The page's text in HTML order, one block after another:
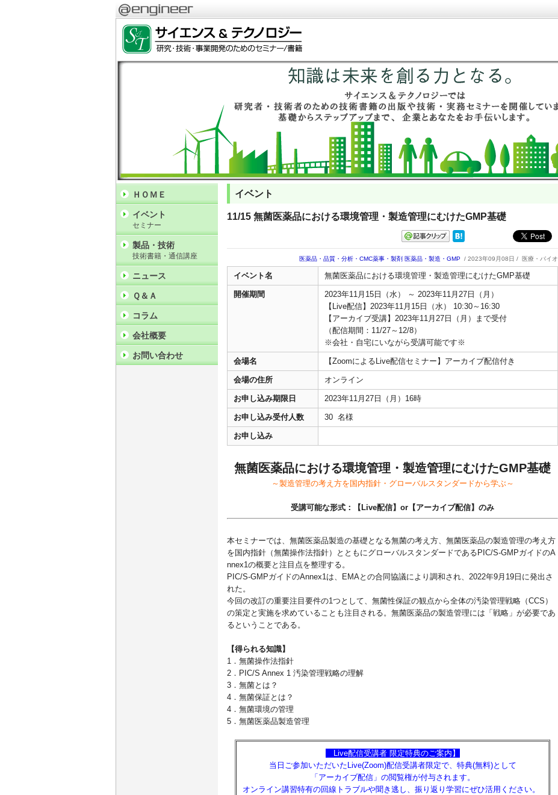
イベント
11/15 無菌医薬品における環境管理・製造管理にむけたGMP基礎
医薬品・品質・分析・CMC薬事・製剤 医薬品・製造・GMP / 2023年09月08日 / 医療・バイオ
イベント名 無菌医薬品における環境管理・製造管理にむけたGMP基礎
開催期間
2023年11月15日（水） ～ 2023年11月27日（月）
【Live配信】2023年11月15日（水） 10:30～16:30
【アーカイブ受講】2023年11月27日（月）まで受付
（配信期間：11/27～12/8）
※会社・自宅にいながら受講可能です※
会場名 【ZoomによるLive配信セミナー】アーカイブ配信付き
会場の住所 オンライン
お申し込み期限日 2023年11月27日（月）16時
お申し込み受付人数 30 名様
お申し込み
無菌医薬品における環境管理・製造管理にむけたGMP基礎
～製造管理の考え方を国内指針・グローバルスタンダードから学ぶ～
受講可能な形式：【Live配信】or【アーカイブ配信】のみ
本セミナーでは、無菌医薬品製造の基礎となる無菌の考え方、無菌医薬品の製造管理の考え方
を国内指針（無菌操作法指針）とともにグローバルスタンダードであるPIC/S-GMPガイドのA
nnex1の概要と注目点を整理する。
PIC/S-GMPガイドのAnnex1は、EMAとの合同協議により調和され、2022年9月19日に発出さ
れた。
今回の改訂の重要注目要件の1つとして、無菌性保証の観点から全体の汚染管理戦略（CCS）
の策定と実施を求めていることも注目される。無菌医薬品の製造管理には「戦略」が必要であ
るということである。
【得られる知識】
1．無菌操作法指針
2．PIC/S Annex 1 汚染管理戦略の理解
3．無菌とは？
4．無菌保証とは？
4．無菌環境の管理
5．無菌医薬品製造管理
Live配信受講者 限定特典のご案内】
当日ご参加いただいたLive(Zoom)配信受講者限定で、特典(無料)として
「アーカイブ配信」の閲覧権が付与されます。
オンライン講習特有の回線トラブルや聞き逃し、振り返り学習にぜひ活用ください。
ＨＯＭＥ
イベント
セミナー
製品・技術
技術書籍・通信講座
ニュース
Ｑ＆Ａ
コラム
会社概要
お問い合わせ